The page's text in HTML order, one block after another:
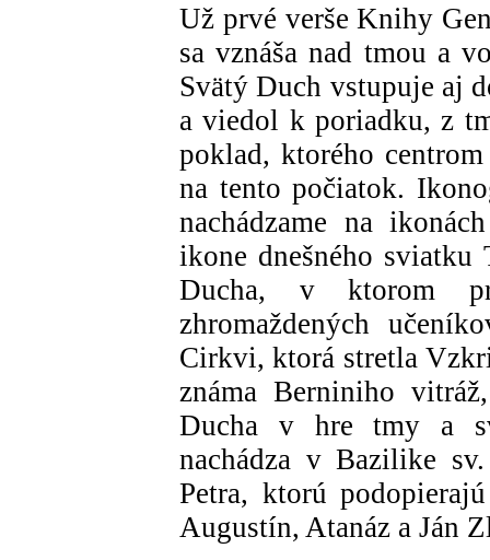
Už prvé verše Knihy
sa vznáša nad tmou a
Svätý Duch vstupuje aj
a viedol k poriadku, z
poklad, ktorého
na tento počiatok.
nachádzame na
ikone dnešného sviatku
Ducha, v ktorom
zhromaždených
Cirkvi, ktorá stretla
známa Berniniho
Ducha v hre tmy a
nachádza v Bazilike
Petra, ktorú
Augustín, Atanáz a Ján